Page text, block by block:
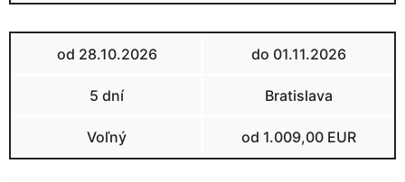
od 28.10.2026 do 01.11.2026
5 dní Bratislava
Voľný od 1.009,00 EUR